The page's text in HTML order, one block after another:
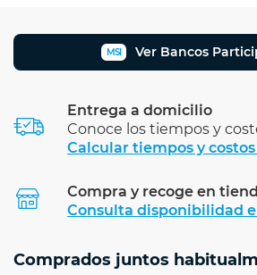
MSI Ver Bancos
Entrega a domicilio
Conoce los tiempos y
Calcular tiempos y
Compra y recoge en
Consulta disponibilidad
Comprados juntos